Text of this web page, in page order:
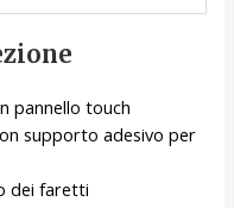
pannello touch
supporto adesivo per
dei faretti